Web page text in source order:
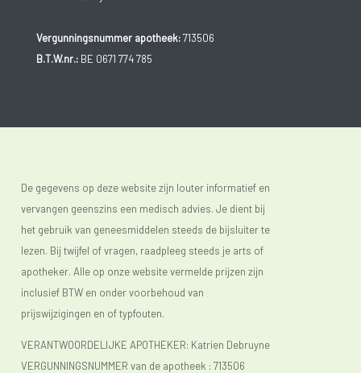
Vergunningsnummer apotheek:713506
B.T.W.nr.:BE 0671 774 785
De gegevens op deze website zijn louter informatief en
vervangen geenszins een medisch advies. Je dient bij
het gebruik van geneesmiddelen steeds de bijsluiter te
lezen. Bij twijfel of vragen, raadpleeg steeds je arts of
apotheker. Alle op onze website vermelde prijzen zijn
inclusief BTW en onder voorbehoud van
prijswijzigingen en of typfouten.
VERANTWOORDELIJKE APOTHEKER: Katrien Debruyne
VERGUNNINGSNUMMER van de apotheek : 713506